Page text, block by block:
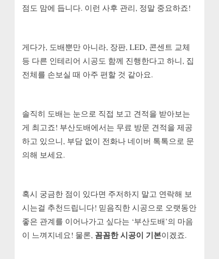
점도 맘에 듭니다. 이런 사후 관리, 정말 중요하죠!
게다가, 도배뿐만 아니라, 장판, LED, 콘센트 교체
등 다른 인테리어 시공도 함께 진행한다고 하니, 집
전체를 손보실 때 아주 편할 것 같아요.
솔직히 도배는 눈으로 직접 보고 견적을 받아보는
게 최고죠! 부산도배에서는 무료 방문 견적을 제공
하고 있으니, 부담 없이 전화나 네이버 톡톡으로 문
의해 보세요.
혹시 궁금한 점이 있다면 주저하지 말고 연락해 보
시는걸 추천드립니다! 믿음직한 시공으로 오랫동안
좋은 관계를 이어나가고 싶다는 ‘부산도배’의 마음
이 느껴지네요! 물론, 꼼꼼한 시공이 기본이겠죠.